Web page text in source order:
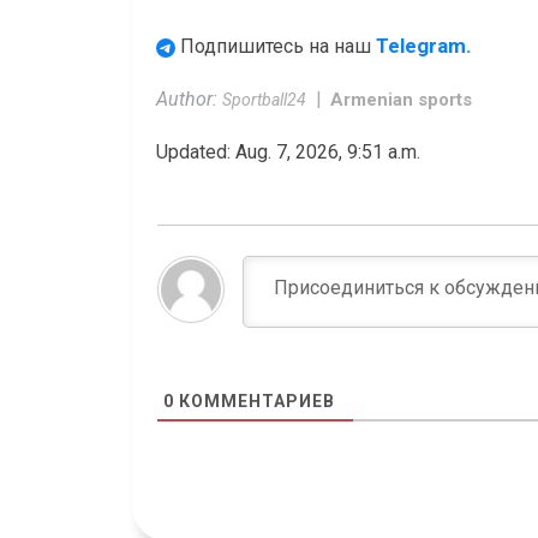
Подпишитесь на наш Telegram.
Author: Sportball24 Armenian sports
Updated: Aug. 7, 2026, 9:51 a.m.
0 КОММЕНТАРИЕВ